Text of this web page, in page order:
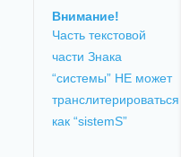
Внимание!
Часть текстовой
части Знака
“системы” НЕ может
транслитерироваться
как “sistemS”